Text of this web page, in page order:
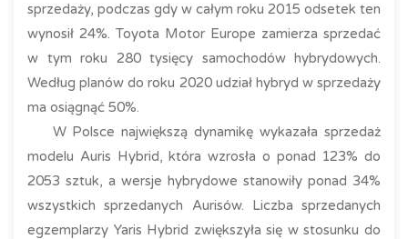
sprzedaży, podczas gdy w całym roku 2015 odsetek ten
wynosił 24%. Toyota Motor Europe zamierza sprzedać
w tym roku 280 tysięcy samochodów hybrydowych.
Według planów do roku 2020 udział hybryd w sprzedaży
ma osiągnąć 50%.
W Polsce największą dynamikę wykazała sprzedaż
modelu Auris Hybrid, która wzrosła o ponad 123% do
2053 sztuk, a wersje hybrydowe stanowiły ponad 34%
wszystkich sprzedanych Aurisów. Liczba sprzedanych
egzemplarzy Yaris Hybrid zwiększyła się w stosunku do